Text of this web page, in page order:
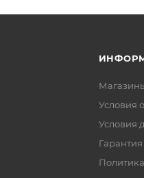
Условия
Условия
Политика